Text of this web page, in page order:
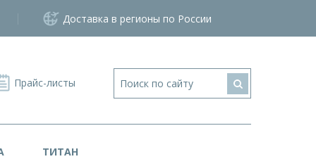
Доставка в регионы по России
Прайс-листы
ТИТАН